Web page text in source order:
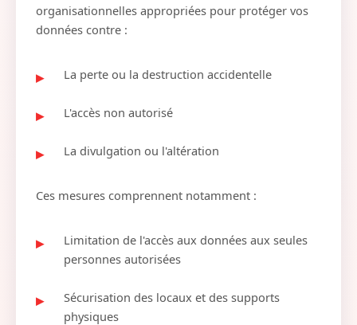
organisationnelles appropriées pour protéger vos
données contre :
La perte ou la destruction accidentelle
L'accès non autorisé
La divulgation ou l'altération
Ces mesures comprennent notamment :
Limitation de l'accès aux données aux seules
personnes autorisées
Sécurisation des locaux et des supports
physiques